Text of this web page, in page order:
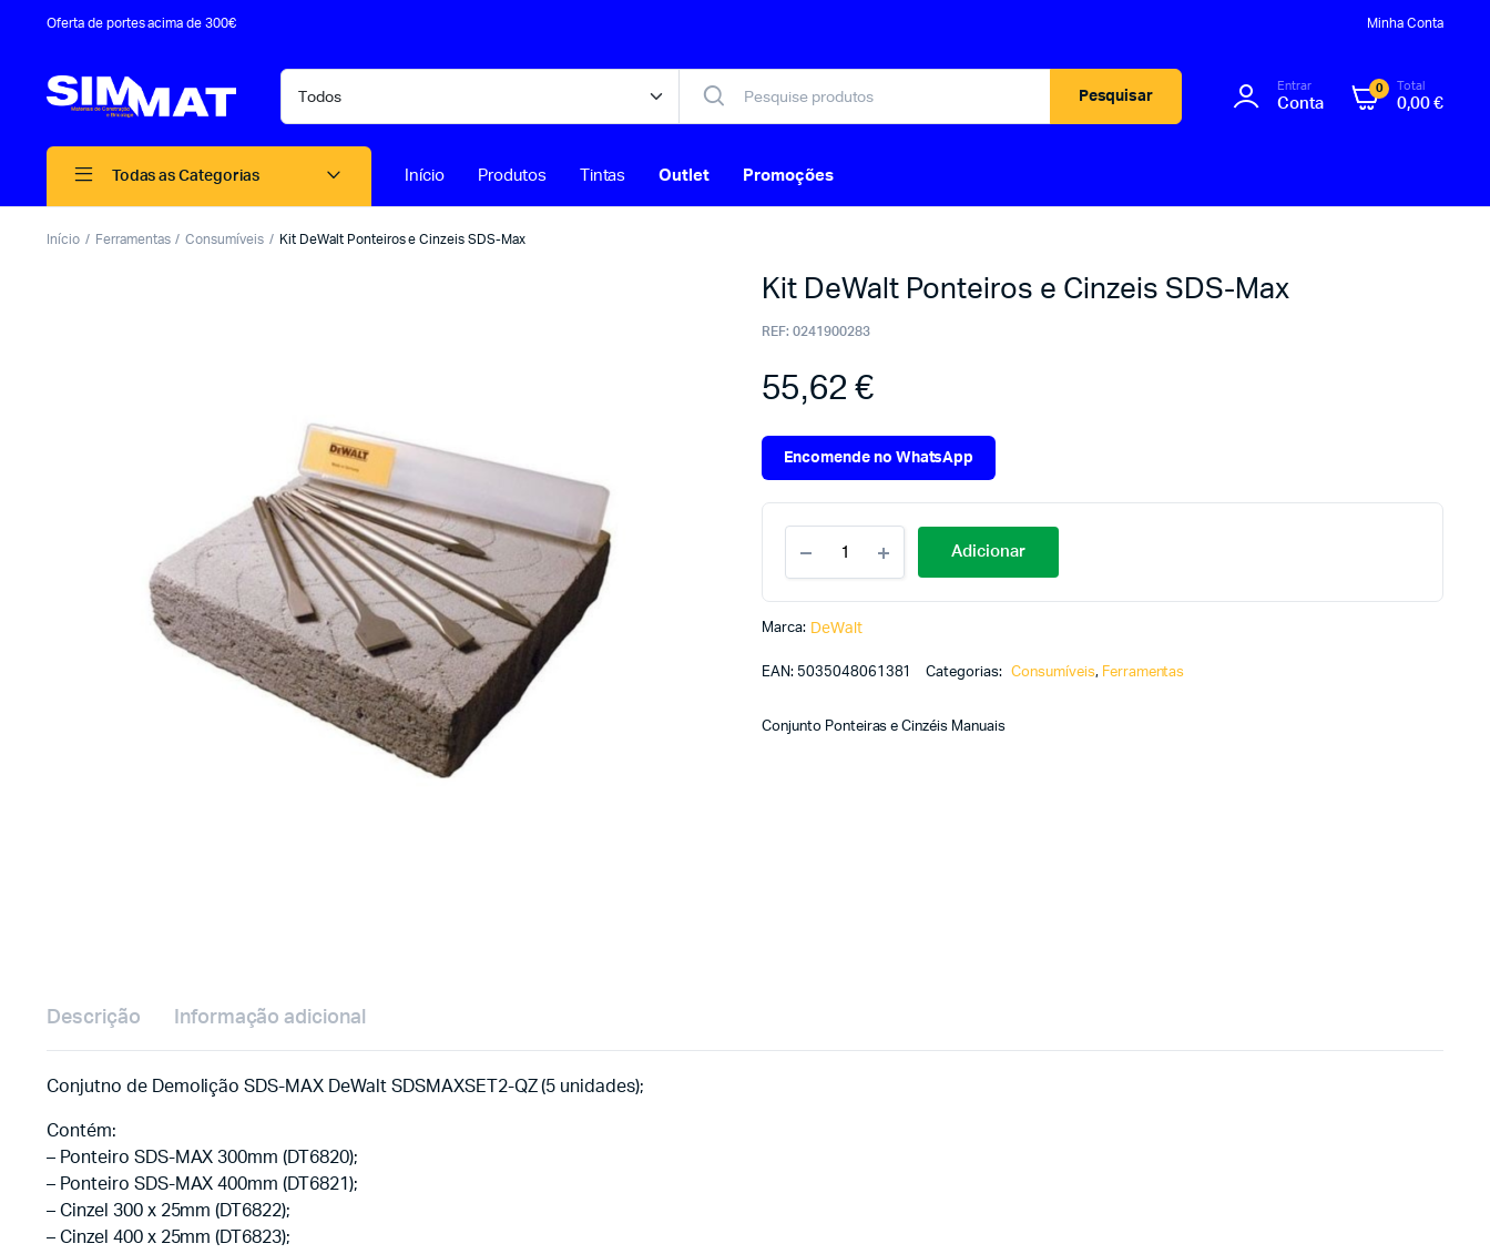
Oferta de portes acima de 300€ Minha Conta
Pesquisar
Entrar
Conta
0 Total
0,00€
Todas as Categorias Início Produtos Tintas Outlet Promoções
Início Ferramentas Consumíveis Kit DeWalt Ponteiros e Cinzeis SDS-Max
Kit DeWalt Ponteiros e Cinzeis SDS-Max
REF: 0241900283
55,62€
Encomende no WhatsApp
Adicionar
Marca: DeWalt
EAN: 5035048061381 Categorias: Consumíveis, Ferramentas
Conjunto Ponteiras e Cinzéis Manuais
Descrição Informação adicional
Conjutno de Demolição SDS-MAX DeWalt SDSMAXSET2-QZ (5 unidades);
Contém:
– Ponteiro SDS-MAX 300mm (DT6820);
– Ponteiro SDS-MAX 400mm (DT6821);
– Cinzel 300 x 25mm (DT6822);
– Cinzel 400 x 25mm (DT6823);